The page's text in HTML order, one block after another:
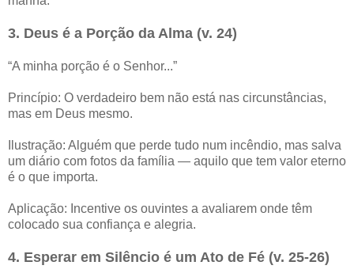
3. Deus é a Porção da Alma (v. 24)
“A minha porção é o Senhor...”
Princípio: O verdadeiro bem não está nas circunstâncias,
mas em Deus mesmo.
Ilustração: Alguém que perde tudo num incêndio, mas salva
um diário com fotos da família — aquilo que tem valor eterno
é o que importa.
Aplicação: Incentive os ouvintes a avaliarem onde têm
colocado sua confiança e alegria.
4. Esperar em Silêncio é um Ato de Fé (v. 25-26)